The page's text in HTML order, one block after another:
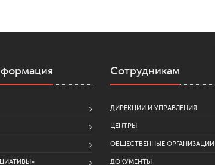
Сотрудникам
ДИРЕКЦИИ И УПРАВЛЕНИЯ
ЦЕНТРЫ
ОБЩЕСТВЕННЫЕ ОРГАНИЗАЦИИ
ДОКУМЕНТЫ